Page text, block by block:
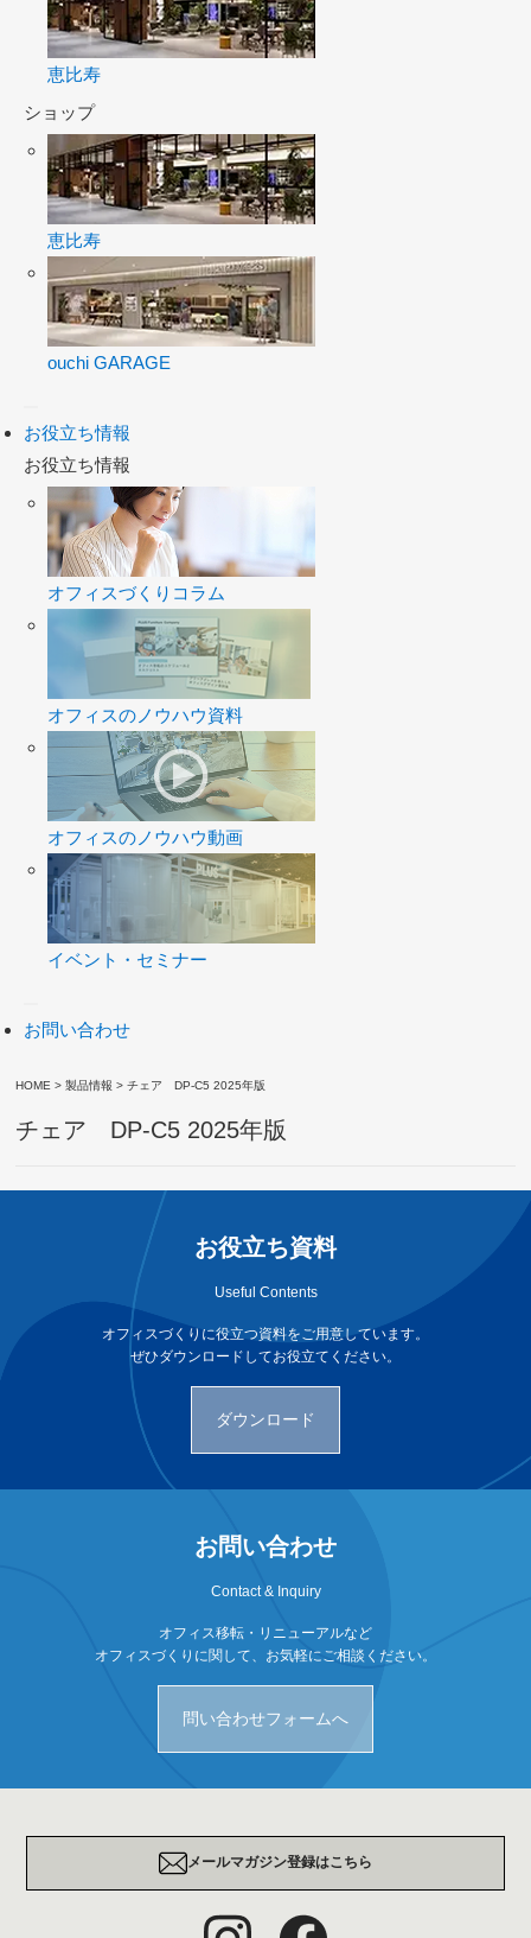
恵比寿
ショップ
恵比寿
ouchi GARAGE
お役立ち情報
お役立ち情報
オフィスづくりコラム
オフィスのノウハウ資料
オフィスのノウハウ動画
イベント・セミナー
お問い合わせ
HOME >製品情報 >チェア DP-C5 2025年版
チェア DP-C5 2025年版
お役立ち資料
Useful Contents
オフィスづくりに役立つ資料をご用意しています。
ぜひダウンロードしてお役立てください。
ダウンロード
お問い合わせ
Contact & Inquiry
オフィス移転・リニューアルなど
オフィスづくりに関して、お気軽にご相談ください。
問い合わせフォームへ
メールマガジン登録はこちら